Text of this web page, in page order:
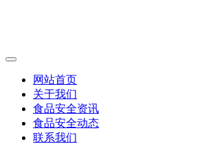
网站首页
关于我们
食品安全资讯
食品安全动态
联系我们